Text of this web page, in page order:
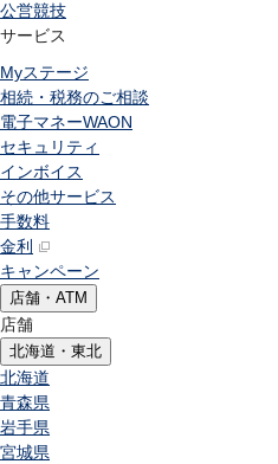
公営競技
サービス
Myステージ
相続・税務のご相談
電子マネーWAON
セキュリティ
インボイス
その他サービス
手数料
金利
キャンペーン
店舗・ATM
店舗
北海道・東北
北海道
青森県
岩手県
宮城県